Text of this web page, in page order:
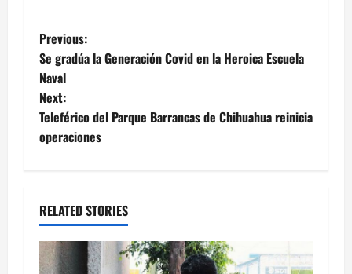
Post
navigation
Previous:
Se gradúa la Generación Covid en la Heroica Escuela
Naval
Next:
Teleférico del Parque Barrancas de Chihuahua reinicia
operaciones
RELATED STORIES